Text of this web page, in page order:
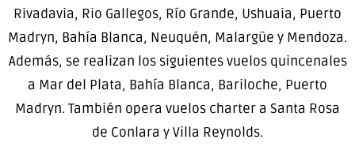
Rivadavia, Rio Gallegos, Río Grande, Ushuaia, Puerto
Madryn, Bahía Blanca, Neuquén, Malargüe y Mendoza.
Además, se realizan los siguientes vuelos quincenales
a Mar del Plata, Bahía Blanca, Bariloche, Puerto
Madryn. También opera vuelos charter a Santa Rosa
de Conlara y Villa Reynolds.